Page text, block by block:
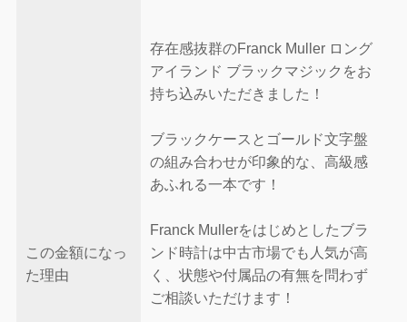
この金額になっ
た理由
存在感抜群のFranck Muller ロング
アイランド ブラックマジックをお
持ち込みいただきました！
ブラックケースとゴールド文字盤
の組み合わせが印象的な、高級感
あふれる一本です！
Franck Mullerをはじめとしたブラ
ンド時計は中古市場でも人気が高
く、状態や付属品の有無を問わず
ご相談いただけます！